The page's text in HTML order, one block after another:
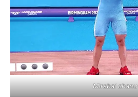
Mirabai chanu